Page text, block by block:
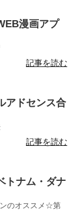
漫画アプ
記事を読む
アドセンス合
記事を読む
トナム・ダナ
のオススメ☆第